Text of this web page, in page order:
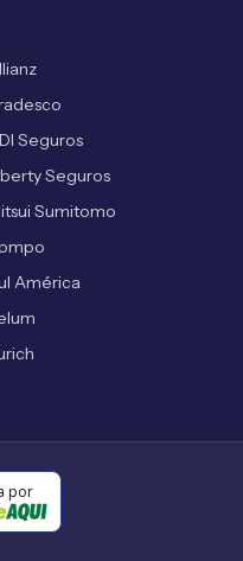
Seguros
Seguros
Sumitomo
América
por